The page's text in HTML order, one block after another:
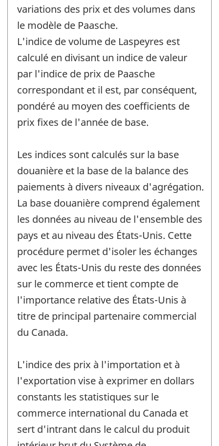
variations des prix et des volumes dans
le modèle de Paasche.
L'indice de volume de Laspeyres est
calculé en divisant un indice de valeur
par l'indice de prix de Paasche
correspondant et il est, par conséquent,
pondéré au moyen des coefficients de
prix fixes de l'année de base.
Les indices sont calculés sur la base
douanière et la base de la balance des
paiements à divers niveaux d'agrégation.
La base douanière comprend également
les données au niveau de l'ensemble des
pays et au niveau des États-Unis. Cette
procédure permet d'isoler les échanges
avec les États-Unis du reste des données
sur le commerce et tient compte de
l'importance relative des États-Unis à
titre de principal partenaire commercial
du Canada.
L'indice des prix à l'importation et à
l'exportation vise à exprimer en dollars
constants les statistiques sur le
commerce international du Canada et
sert d'intrant dans le calcul du produit